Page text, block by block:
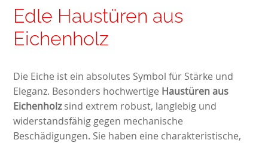
Edle Haustüren aus
Eichenholz
Die Eiche ist ein absolutes Symbol für Stärke und
Eleganz. Besonders hochwertige Haustüren aus
Eichenholzsind extrem robust, langlebig und
widerstandsfähig gegen mechanische
Beschädigungen. Sie haben eine charakteristische,